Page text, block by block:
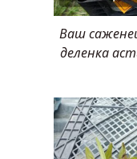
Ваш
деленка